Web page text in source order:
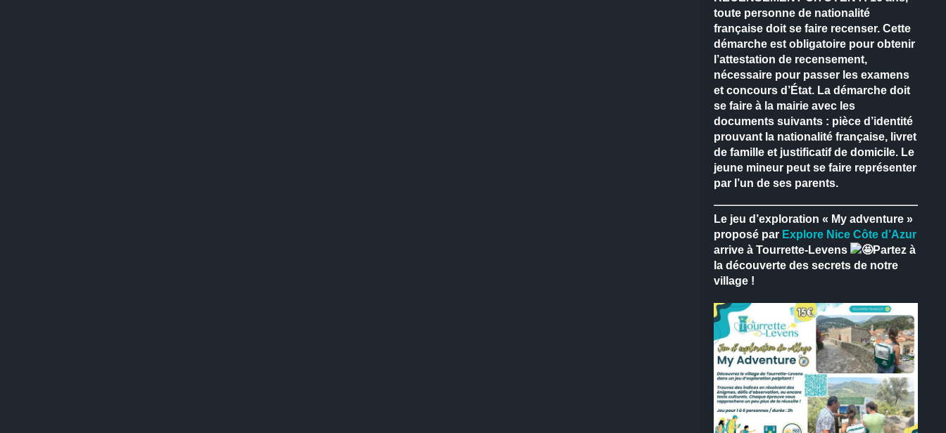
toute personne de nationalité
française doit se faire recenser. Cette
démarche est obligatoire pour obtenir
l’attestation de recensement,
nécessaire pour passer les examens
et concours d’État.La démarche doit
se faire à la mairie avec les
documents suivants : pièce d’identité
prouvant la nationalité française, livret
de famille et justificatif de domicile.Le
jeune mineur peut se faire représenter
par l’un de ses parents.
Le jeu d’exploration « My adventure »
proposé par Explore Nice Côte d’Azur
arrive à Tourrette-Levens
Partez à
la découverte des secrets de notre
village !